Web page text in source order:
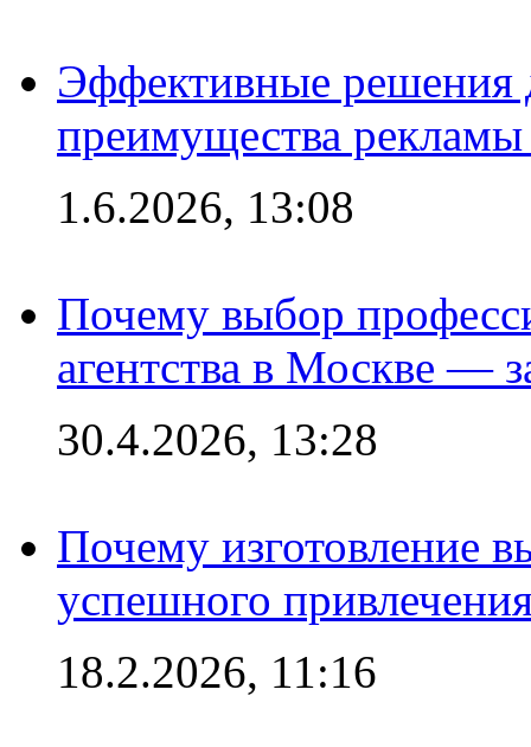
Эффективные решения
преимущества рекламы
1.6.2026, 13:08
Почему выбор
агентства в Москве —
30.4.2026, 13:28
Почему изготовление
успешного
18.2.2026, 11:16